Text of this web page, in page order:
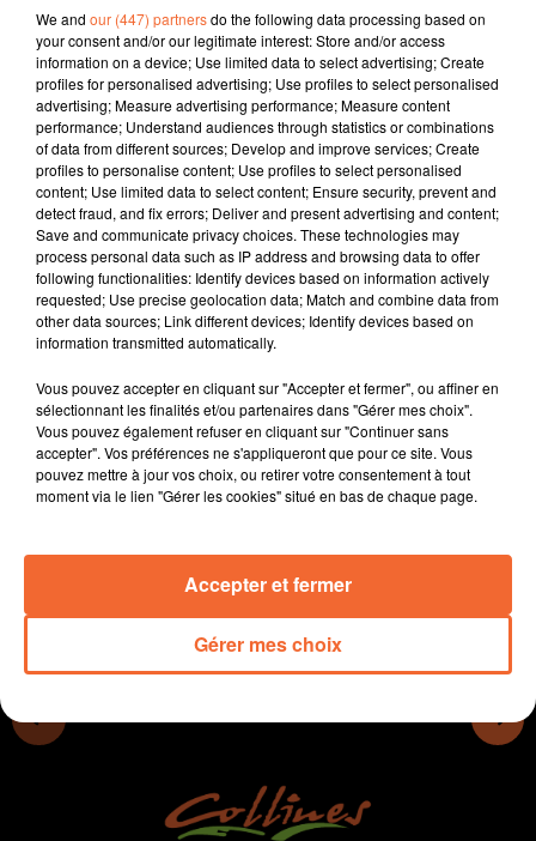
Infos
10 février 2022 - 17 min 4 sec
JOURNAL DU JEUDI 10 FEVRIER ( SOIR )
Patrice Bémanangy
L'info près de chez vous.
Le conseil départemental des deux-sèvres souhaitent
récupérer certaines routes nationales pour en accélérer
leur aménagement.
Un des nombreux convoi de la liberté est passé par
Niort.
Le groupe bocain Pretty Helmets présentera demain
soir à Bressuire son premier album " Ecchymoses "
Les jeunes thouarsais de 8/15 invités à participer
durant ces vacances à un stage autour du portrait.
We and our (447) partnersdo the following data processing based on
your consent and/or our legitimate interest: Store and/or access
information on a device; Use limited data to select advertising; Create
profiles for personalised advertising; Use profiles to select personalised
advertising; Measure advertising performance; Measure content
performance; Understand audiences through statistics or combinations
of data from different sources; Develop and improve services; Create
profiles to personalise content; Use profiles to select personalised
content; Use limited data to select content; Ensure security, prevent and
detect fraud, and fix errors; Deliver and present advertising and content;
Save and communicate privacy choices. These technologies may
process personal data such as IP address and browsing data to offer
following functionalities: Identify devices based on information actively
requested; Use precise geolocation data; Match and combine data from
other data sources; Link different devices; Identify devices based on
information transmitted automatically.
Vous pouvez accepter en cliquant sur "Accepter et fermer", ou affiner en
sélectionnant les finalités et/ou partenaires dans "Gérer mes choix".
Vous pouvez également refuser en cliquant sur "Continuer sans
accepter". Vos préférences ne s'appliqueront que pour ce site. Vous
pouvez mettre à jour vos choix, ou retirer votre consentement à tout
moment via le lien "Gérer les cookies" situé en bas de chaque page.
Gérer mes choix
Accepter et fermer